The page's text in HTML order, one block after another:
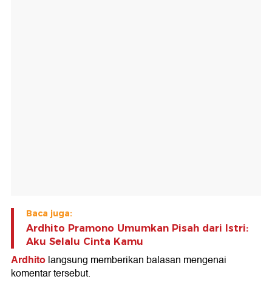
Baca juga:
Ardhito Pramono Umumkan Pisah dari Istri:
Aku Selalu Cinta Kamu
Ardhitolangsung memberikan balasan mengenai
komentar tersebut.